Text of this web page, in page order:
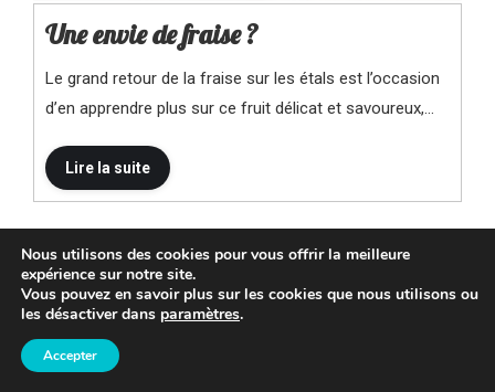
Une envie de fraise ?
Le grand retour de la fraise sur les étals est l’occasion
d’en apprendre plus sur ce fruit délicat et savoureux,…
Nous utilisons des cookies pour vous offrir la meilleure
expérience sur notre site.
Vous pouvez en savoir plus sur les cookies que nous utilisons ou
les désactiver dans paramètres.
Accepter